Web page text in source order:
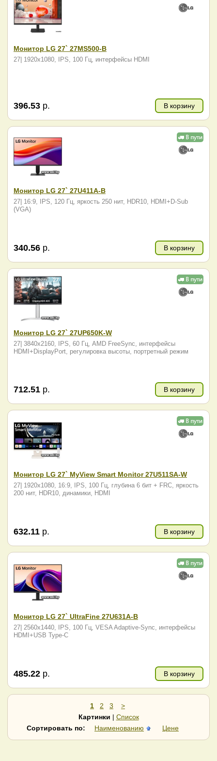
Монитор LG 27` 27MS500-B
27| 1920x1080, IPS, 100 Гц, интерфейсы HDMI
396.53 р. В корзину
Монитор LG 27` 27U411A-B
27| 16:9, IPS, 120 Гц, яркость 250 нит, HDR10, HDMI+D-Sub
(VGA)
340.56 р. В корзину
Монитор LG 27` 27UP650K-W
27| 3840x2160, IPS, 60 Гц, AMD FreeSync, интерфейсы
HDMI+DisplayPort, регулировка высоты, портретный режим
712.51 р. В корзину
Монитор LG 27` MyView Smart Monitor 27U511SA-W
27| 1920x1080, 16:9, IPS, 100 Гц, глубина 6 бит + FRC, яркость
200 нит, HDR10, динамики, HDMI
632.11 р. В корзину
Монитор LG 27` UltraFine 27U631A-B
27| 2560x1440, IPS, 100 Гц, VESA Adaptive-Sync, интерфейсы
HDMI+USB Type-C
485.22 р. В корзину
1 2 3
>
Картинки | Список
Сортировать по:
Наименованию Цене